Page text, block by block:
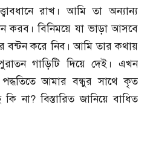
রাখ। আমি তা অন্যান্য
করব। বিনিময়ে যা ভাড়া আসবে
বন্টন করে নিব। আমি তার কথায়
গাড়িটি দিয়ে দেই। এখন
আমার বন্ধুর সাথে কৃত
না? বিস্তারিত জানিয়ে বাধিত